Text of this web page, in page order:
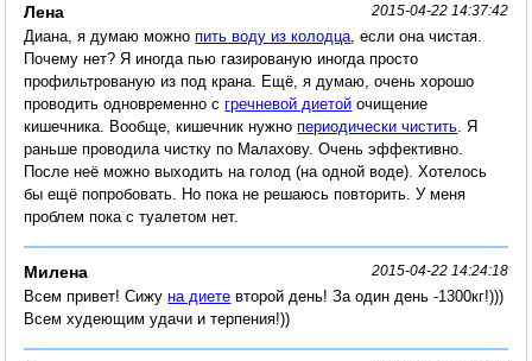
Лена 2015-04-22 14:37:42
Диана, я думаю можнопить воду из колодца , если она чистая.
Почему нет? Я иногда пью газированую иногда просто
профильтрованую из под крана. Ещё, я думаю, очень хорошо
проводить одновременно сгречневой диетой очищение
кишечника. Вообще, кишечник нужнопериодически чистить . Я
раньше проводила чистку по Малахову. Очень эффективно.
После неё можно выходить на голод (на одной воде). Хотелось
бы ещё попробовать. Но пока не решаюсь повторить. У меня
проблем пока с туалетом нет.
Милена 2015-04-22 14:24:18
Всем привет! Сижуна диете второй день! За один день -1300кг!)))
Всем худеющим удачи и терпения!))